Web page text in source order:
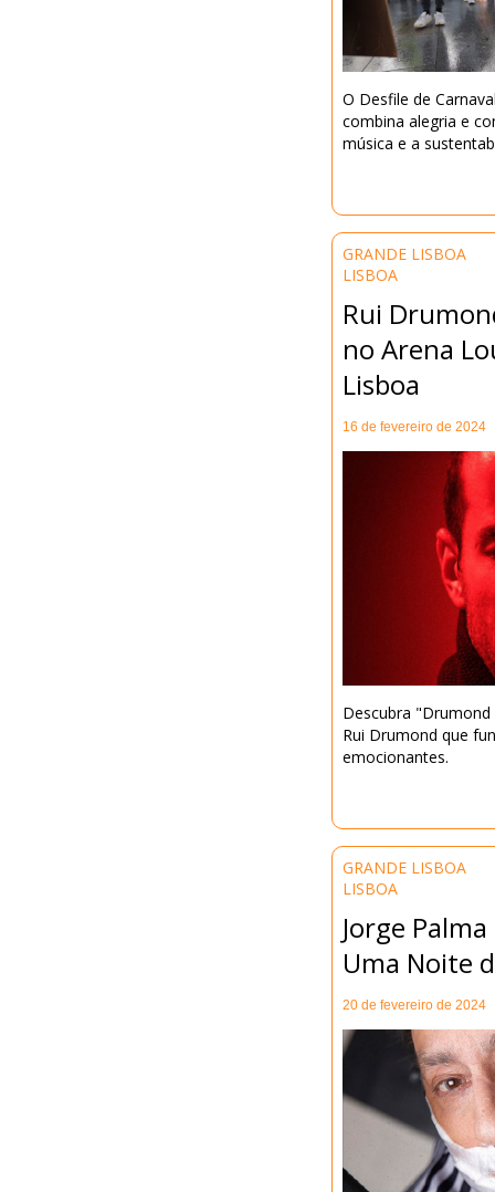
O Desfile de
combina alegria e
música e a
GRANDE LISBOA
LISBOA
Rui
no Arena
Lisboa
16 de fevereiro de 2024
Descubra
Rui Drumond que
emocionantes.
GRANDE LISBOA
LISBOA
Jorge
Uma Noite
20 de fevereiro de 2024